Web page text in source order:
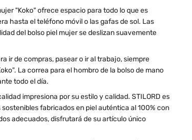
"Koko" ofrece espacio para todo lo que es
hasta el teléfono móvil o las gafas de sol. Las
del bolso piel mujer se deslizan suavemente
ir de compras, pasear o ir al trabajo, siempre
La correa para el hombro de la bolso de mano
todo el día.
impresiona por su estilo y calidad. STILORD es
fabricados en piel auténtica al 100% con
adecuados, disfrutará de su artículo único